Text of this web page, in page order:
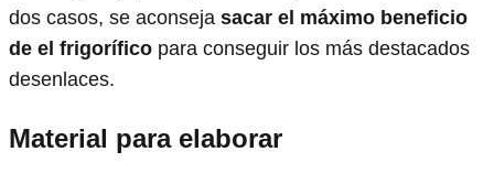
dos casos, se aconseja sacar el máximo beneficio
de el frigorífico para conseguir los más destacados
desenlaces.
Material para elaborar